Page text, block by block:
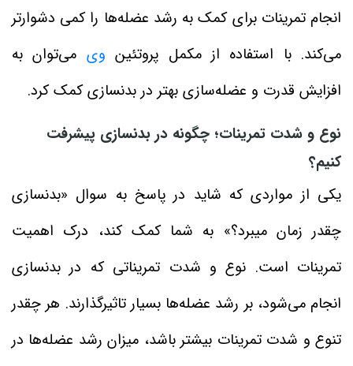
انجام تمرینات برای کمک به رشد عضله‌ها را کمی دشوارتر
می‌کند. با استفاده از مکمل پروتئین وی می‌توان به
افزایش قدرت و عضله‌سازی بهتر در بدنسازی کمک کرد.
نوع و شدت تمرینات؛ چگونه در بدنسازی پیشرفت
کنیم؟
یکی از مواردی که شاید در پاسخ به سوال «بدنسازی
چقدر زمان میبرد؟» به شما کمک کند، درک اهمیت
تمرینات است. نوع و شدت تمریناتی که در بدنسازی
انجام می‌شود، بر رشد عضله‌ها بسیار تاثیرگذارند. هر چقدر
تنوع و شدت تمرینات بیشتر باشد، میزان رشد عضله‌ها در